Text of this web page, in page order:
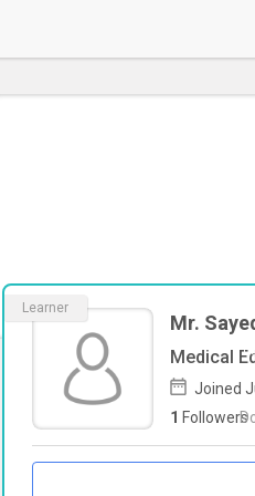
Learner
Mr.
Medical
Joined
1 Followers